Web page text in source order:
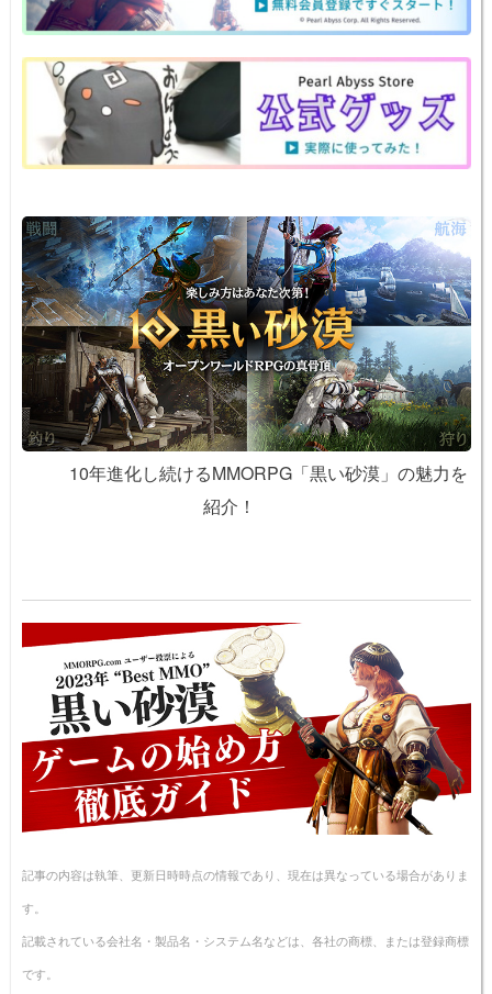
a b
o
o
k
st ot
e
Li
n
k
10年進化し続けるMMORPG「黒い砂漠」の魅力を
紹介！
記事の内容は執筆、更新日時時点の情報であり、現在は異なっている場合がありま
す。
記載されている会社名・製品名・システム名などは、各社の商標、または登録商標
です。